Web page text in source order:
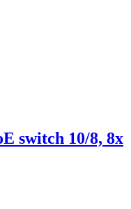
switch 10/8, 8x